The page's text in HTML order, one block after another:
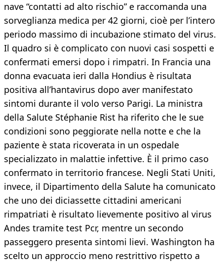
nave “contatti ad alto rischio” e raccomanda una
sorveglianza medica per 42 giorni, cioè per l’intero
periodo massimo di incubazione stimato del virus.
Il quadro si è complicato con nuovi casi sospetti e
confermati emersi dopo i rimpatri. In Francia una
donna evacuata ieri dalla Hondius è risultata
positiva all’hantavirus dopo aver manifestato
sintomi durante il volo verso Parigi. La ministra
della Salute Stéphanie Rist ha riferito che le sue
condizioni sono peggiorate nella notte e che la
paziente è stata ricoverata in un ospedale
specializzato in malattie infettive. È il primo caso
confermato in territorio francese. Negli Stati Uniti,
invece, il Dipartimento della Salute ha comunicato
che uno dei diciassette cittadini americani
rimpatriati è risultato lievemente positivo al virus
Andes tramite test Pcr, mentre un secondo
passeggero presenta sintomi lievi. Washington ha
scelto un approccio meno restrittivo rispetto a